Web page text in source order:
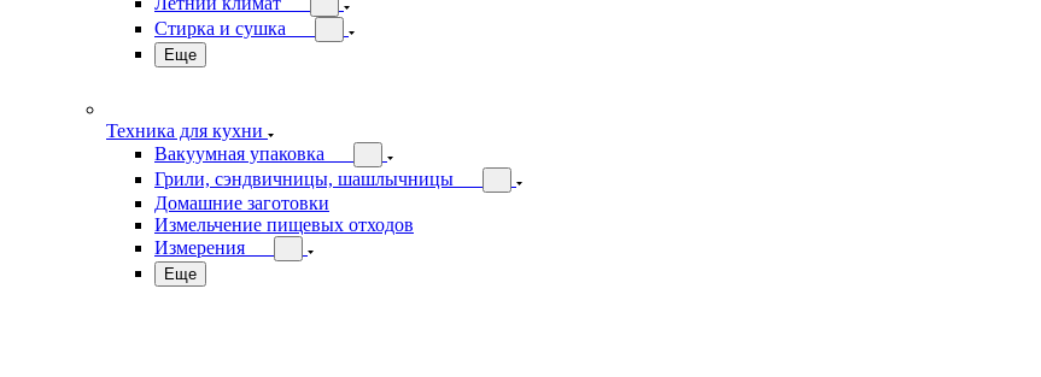
Стирка и сушка
Еще
Техника для кухни
Вакуумная упаковка
Грили, сэндвичницы, шашлычницы
Домашние заготовки
Измельчение пищевых отходов
Измерения
Еще